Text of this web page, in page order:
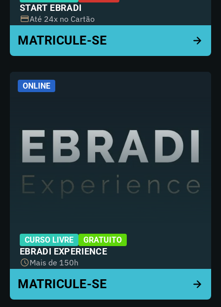
START EBRADI
Até 24x no Cartão
ONLINE
CURSO LIVRE GRATUITO
EBRADI EXPERIENCE
Mais de 150h